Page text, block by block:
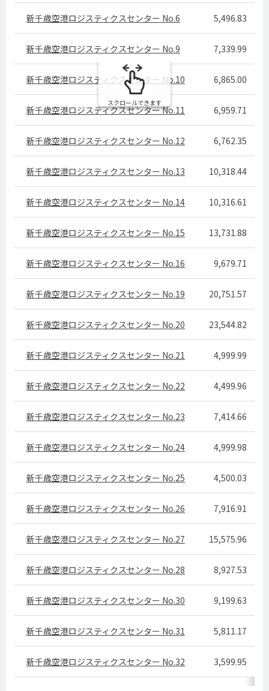
新千歳空港ロジスティクスセンター No.6 5,496.83
新千歳空港ロジスティクスセンター No.9 7,339.99
新千歳空港ロジスティクスセンター No.10 6,865.00
新千歳空港ロジスティクスセンター No.11 6,959.71
新千歳空港ロジスティクスセンター No.12 6,762.35
新千歳空港ロジスティクスセンター No.13 10,318.44
新千歳空港ロジスティクスセンター No.14 10,316.61
新千歳空港ロジスティクスセンター No.15 13,731.88
新千歳空港ロジスティクスセンター No.16 9,679.71
新千歳空港ロジスティクスセンター No.19 20,751.57
新千歳空港ロジスティクスセンター No.20 23,544.82
新千歳空港ロジスティクスセンター No.21 4,999.99
新千歳空港ロジスティクスセンター No.22 4,499.96
新千歳空港ロジスティクスセンター No.23 7,414.66
新千歳空港ロジスティクスセンター No.24 4,999.98
新千歳空港ロジスティクスセンター No.25 4,500.03
新千歳空港ロジスティクスセンター No.26 7,916.91
新千歳空港ロジスティクスセンター No.27 15,575.96
新千歳空港ロジスティクスセンター No.28 8,927.53
新千歳空港ロジスティクスセンター No.30 9,199.63
新千歳空港ロジスティクスセンター No.31 5,811.17
新千歳空港ロジスティクスセンター No.32 3,599.95
スクロールできます